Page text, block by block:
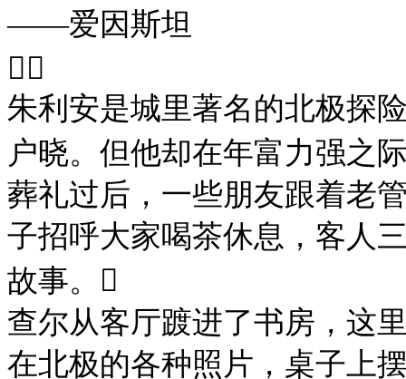
——爱因斯坦

朱利安是城里著名的北极探
户晓。但他却在年富力强之
葬礼过后，一些朋友跟着老
子招呼大家喝茶休息，客人
故事。 
查尔从客厅踱进了书房，这
在北极的各种照片，桌子上